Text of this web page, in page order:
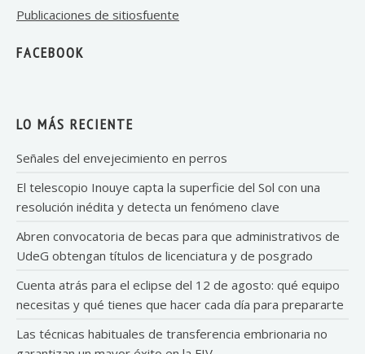
Publicaciones de sitiosfuente
FACEBOOK
LO MÁS RECIENTE
Señales del envejecimiento en perros
El telescopio Inouye capta la superficie del Sol con una
resolución inédita y detecta un fenómeno clave
Abren convocatoria de becas para que administrativos de
UdeG obtengan títulos de licenciatura y de posgrado
Cuenta atrás para el eclipse del 12 de agosto: qué equipo
necesitas y qué tienes que hacer cada día para prepararte
Las técnicas habituales de transferencia embrionaria no